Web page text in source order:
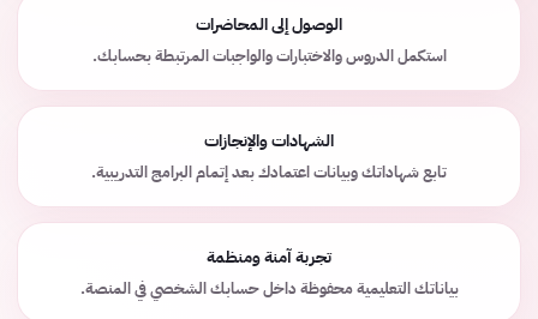
الوصول إلى المحاضرات
استكمل الدروس والاختبارات والواجبات المرتبطة بحسابك.
الشهادات والإنجازات
تابع شهاداتك وبيانات اعتمادك بعد إتمام البرامج التدريبية.
تجربة آمنة ومنظمة
بياناتك التعليمية محفوظة داخل حسابك الشخصي في المنصة.